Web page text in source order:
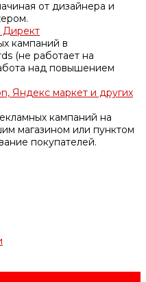
от дизайнера и
Директ
кампаний в
(не работает на
над повышением
Яндекс маркет и других
кампаний на
магазином или пунктом
покупателей.